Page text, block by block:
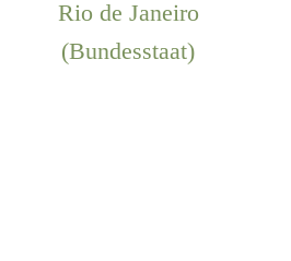
Rio de Janeiro
(Bundesstaat)